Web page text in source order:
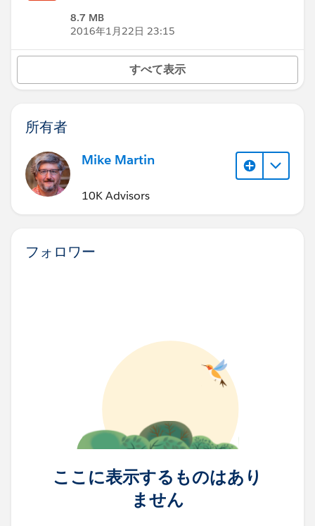
8.7 MB
2016年1月22日 23:15
すべて表示
所有者
Mike Martin
10K Advisors
フォロワー
ここに表示するものはあり
ません